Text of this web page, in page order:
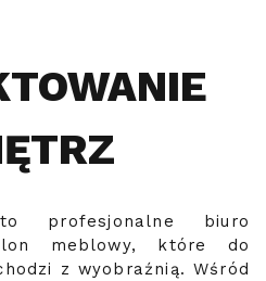
profesjonalne biuro
meblowy, które do
z wyobraźnią. Wśród